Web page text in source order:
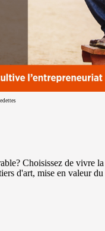
Choisissez de vivre
d'art, mise en valeur